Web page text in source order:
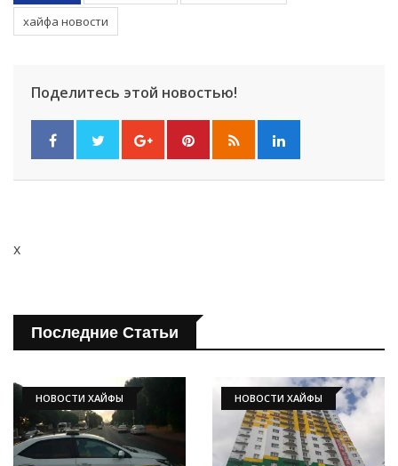
хайфа новости
Поделитесь этой новостью!
x
Последние Статьи
НОВОСТИ ХАЙФЫ НОВОСТИ ХАЙФЫ